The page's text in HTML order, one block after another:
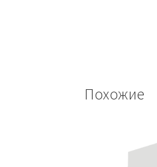
Похожие